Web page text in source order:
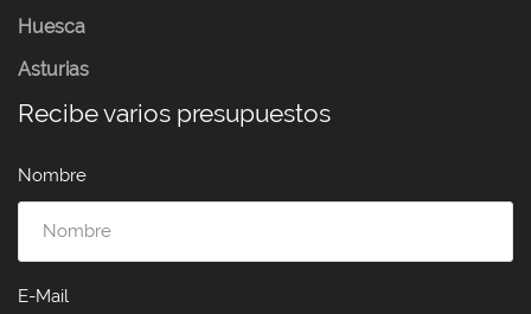
Huesca
Asturias
Recibe varios presupuestos
Nombre
E-Mail